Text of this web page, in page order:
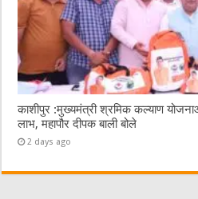
काशीपुर :मुख्यमंत्री श्रमिक कल्याण
लाभ, महापौर दीपक बाली बोले
2 days ago